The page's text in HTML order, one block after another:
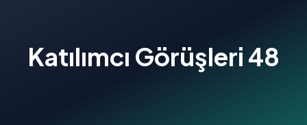
Katılımcı Görüşleri 48